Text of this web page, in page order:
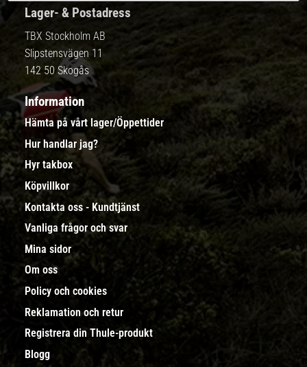
Lager- & Postadress
TBX Stockholm AB
Slipstensvägen 11
142 50 Skogås
Information
Hämta på vårt lager/Öppettider
Hur handlar jag?
Hyr takbox
Köpvillkor
Kontakta oss - Kundtjänst
Vanliga frågor och svar
Mina sidor
Om oss
Policy och cookies
Reklamation och retur
Registrera din Thule-produkt
Blogg